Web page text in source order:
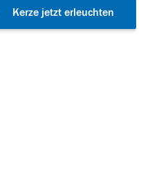
Kerze jetzt erleuchten